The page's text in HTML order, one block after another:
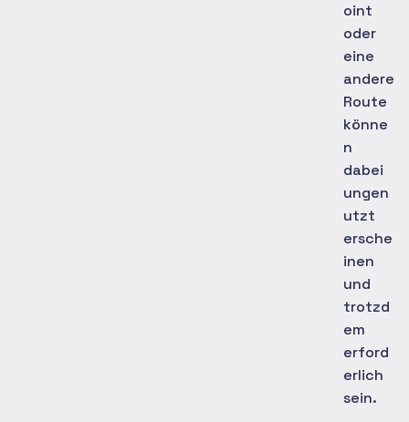
oint
oder
eine
andere
Route
könne
n
dabei
ungen
utzt
ersche
inen
und
trotzd
em
erford
erlich
sein.